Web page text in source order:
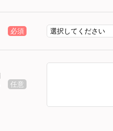
必須
任意